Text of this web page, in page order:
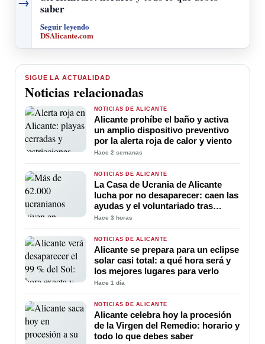
saber
Seguir leyendo
DSAlicante.com
SIGUE LA ACTUALIDAD
Noticias relacionadas
NOTICIAS DE ALICANTE
Alicante prohíbe el baño y activa
un amplio dispositivo preventivo
por la alerta roja de calor y viento
Hace 2 semanas
NOTICIAS DE ALICANTE
La Casa de Ucrania de Alicante
lucha por no desaparecer: caen las
ayudas y el voluntariado tras
cuatro años de guerra
Hace 3 horas
NOTICIAS DE ALICANTE
Alicante se prepara para un eclipse
solar casi total: a qué hora será y
los mejores lugares para verlo
Hace 1 día
NOTICIAS DE ALICANTE
Alicante celebra hoy la procesión
de la Virgen del Remedio: horario y
todo lo que debes saber